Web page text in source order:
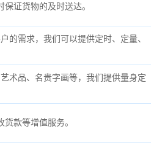
证货物的及时送达。
的需求，我们可以提供定时、定量、
术品、名贵字画等，我们提供量身定
款等增值服务。